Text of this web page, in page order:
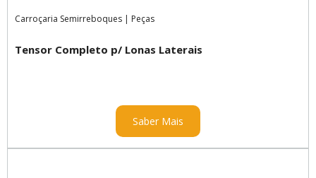
Carroçaria Semirreboques | Peças
Tensor Completo p/ Lonas Laterais
Saber Mais